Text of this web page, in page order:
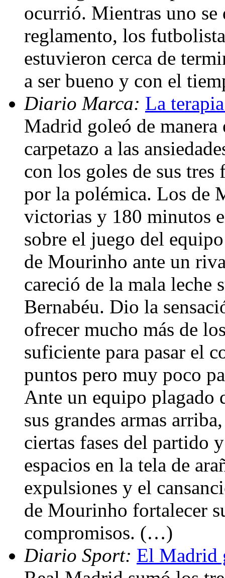
ocurrió. Mientras uno se
reglamento, los
estuvieron cerca de
a ser bueno y con el
Diario Marca: La
Madrid goleó de
carpetazo a las
con los goles de sus
por la polémica. Los de
victorias y 180 minutos
sobre el juego del
de Mourinho ante un
careció de la mala leche
Bernabéu. Dio la
ofrecer mucho más de
suficiente para pasar el
puntos pero muy poco
Ante un equipo plagado
sus grandes armas
ciertas fases del partido
espacios en la tela de
expulsiones y el
de Mourinho fortalecer
compromisos. (…)
Diario Sport: El Madrid